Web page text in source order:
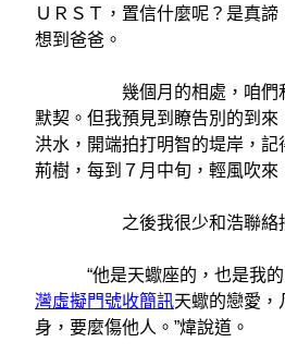
ＵＲＳＴ，置信什麼呢？是真
想到爸爸。
幾個月的相處，咱們和
默契。但我預見到瞭告別的到
洪水，開端拍打明智的堤岸，
荊樹，每到７月中旬，輕風吹來
之後我很少和浩聯絡接
“他是天蠍座的，也是我的
灣虛擬門號收簡訊天蠍的戀愛，
身，要麼傷他人。”煒說道。